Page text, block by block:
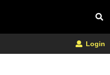
Login